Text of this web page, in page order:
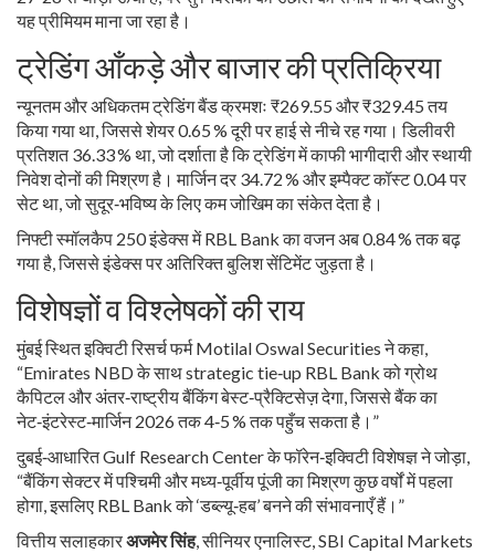
यह प्रीमियम माना जा रहा है।
ट्रेडिंग आँकड़े और बाजार की प्रतिक्रिया
न्यूनतम और अधिकतम ट्रेडिंग बैंड क्रमशः ₹269.55 और ₹329.45 तय
किया गया था, जिससे शेयर 0.65 % दूरी पर हाई से नीचे रह गया। डिलीवरी
प्रतिशत 36.33 % था, जो दर्शाता है कि ट्रेडिंग में काफी भागीदारी और स्थायी
निवेश दोनों की मिश्रण है। मार्जिन दर 34.72 % और इम्पैक्ट कॉस्ट 0.04 पर
सेट था, जो सुदूर‑भविष्य के लिए कम जोखिम का संकेत देता है।
निफ्टी स्मॉलकैप 250 इंडेक्स में RBL Bank का वजन अब 0.84 % तक बढ़
गया है, जिससे इंडेक्स पर अतिरिक्त बुलिश सेंटिमेंट जुड़ता है।
विशेषज्ञों व विश्लेषकों की राय
मुंबई स्थित इक्विटी रिसर्च फर्मMotilal Oswal Securitiesने कहा,
“Emirates NBD के साथ strategic tie‑up RBL Bank को ग्रोथ
कैपिटल और अंतर‑राष्ट्रीय बैंकिंग बेस्ट‑प्रैक्टिसेज़ देगा, जिससे बैंक का
नेट‑इंटरेस्ट‑मार्जिन 2026 तक 4‑5 % तक पहुँच सकता है।”
दुबई‑आधारितGulf Research Centerके फॉरेन‑इक्विटी विशेषज्ञ ने जोड़ा,
“बैंकिंग सेक्टर में पश्चिमी और मध्य‑पूर्वीय पूंजी का मिश्रण कुछ वर्षों में पहला
होगा, इसलिए RBL Bank को ‘डब्ल्यू‑हब’ बनने की संभावनाएँ हैं।”
वित्तीय सलाहकारअजमेर सिंह, सीनियर एनालिस्ट,SBI Capital Markets